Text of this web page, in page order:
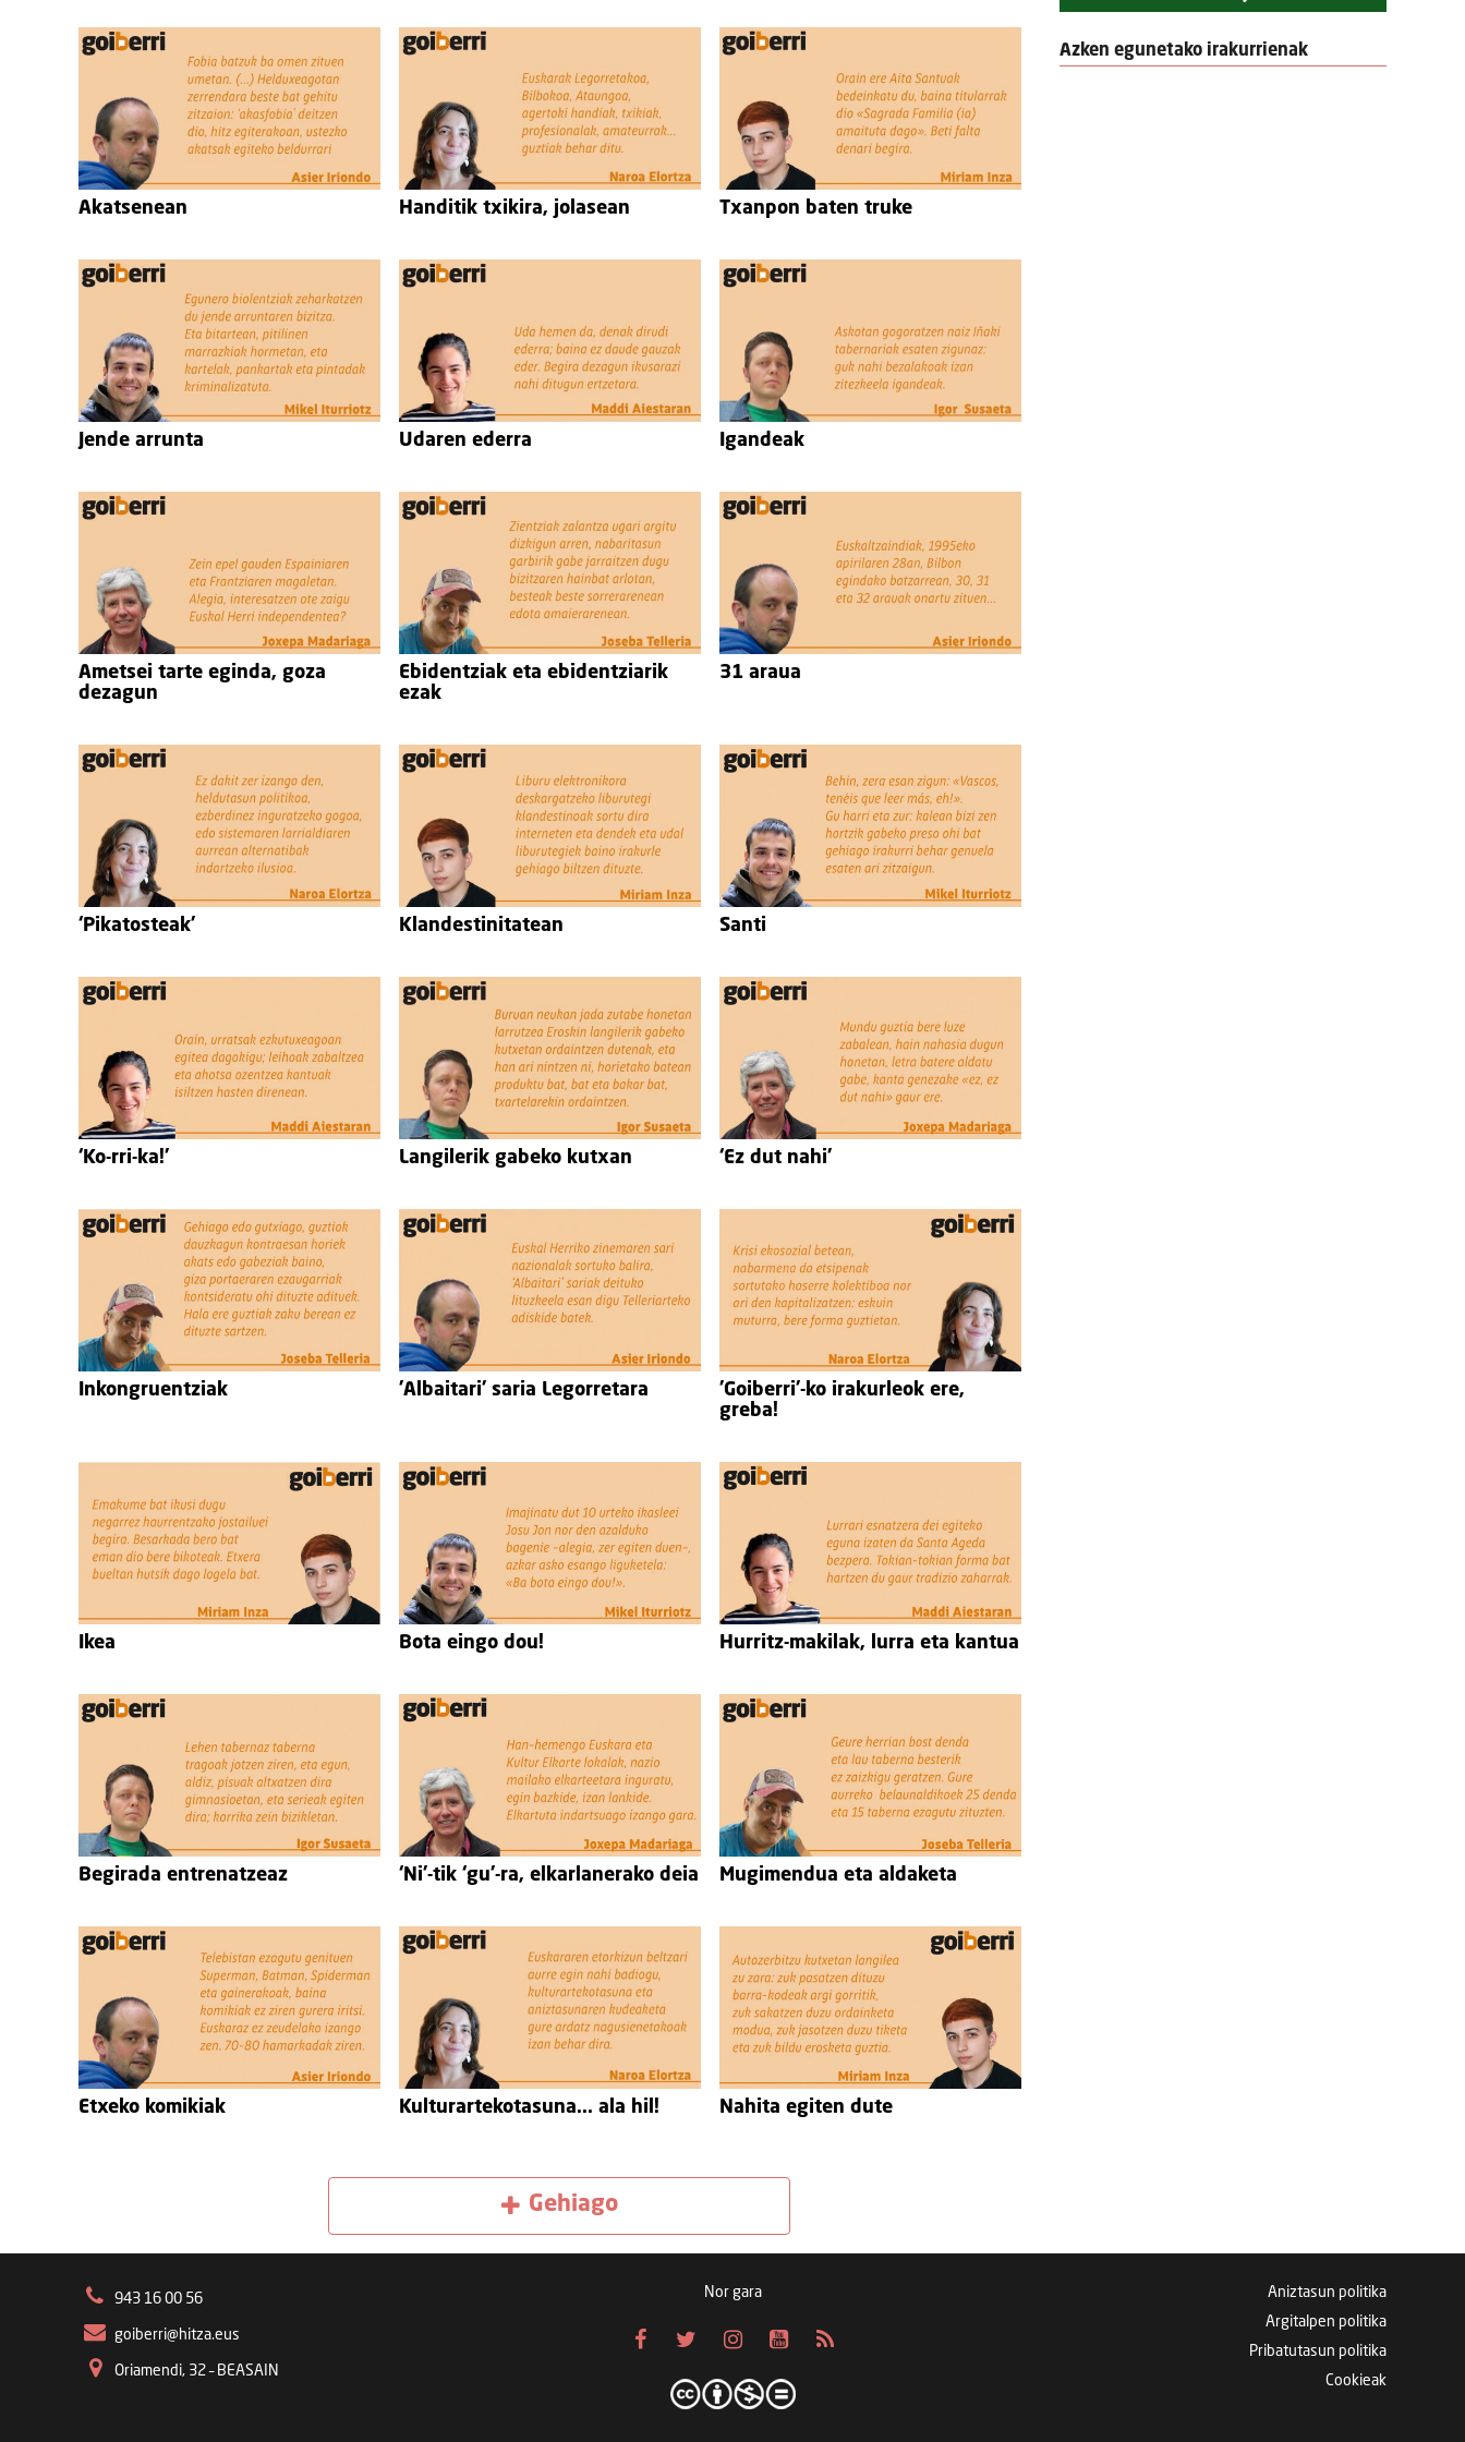
Akatsenean Handitik txikira, jolasean Txanpon baten truke
Jende arrunta Udaren ederra Igandeak
Ametsei tarte eginda, goza
dezagun
Ebidentziak eta ebidentziarik
ezak
31 araua
‘Pikatosteak’ Klandestinitatean Santi
‘Ko-rri-ka!’ Langilerik gabeko kutxan ‘Ez dut nahi’
Inkongruentziak 'Albaitari' saria Legorretara
'Goiberri'-ko irakurleok ere,
greba!
Ikea Bota eingo dou! Hurritz-makilak, lurra eta kantua
Begirada entrenatzeaz ‘Ni’-tik ‘gu’-ra, elkarlanerako deia Mugimendua eta aldaketa
Etxeko komikiak Kulturartekotasuna... ala hil! Nahita egiten dute
Gehiago
Azken egunetako irakurrienak
943 16 00 56
goiberri@hitza.eus
Oriamendi, 32 – BEASAIN
Nor gara
Aniztasun politika
Argitalpen politika
Pribatutasun politika
Cookieak